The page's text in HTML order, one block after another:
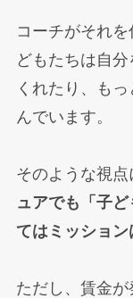
コーチがそれ
どもたちは自
くれたり、も
んでいます。
そのような視点
ュアでも「子
てはミッション
ただし、賃金